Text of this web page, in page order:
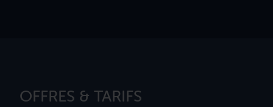
OFFRES & TARIFS